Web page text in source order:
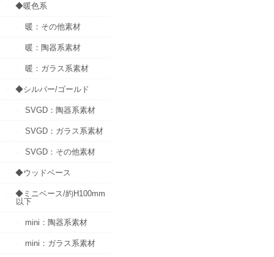
◆暖色系
暖：その他素材
暖：陶器系素材
暖：ガラス系素材
◆シルバー/ゴールド
SVGD：陶器系素材
SVGD：ガラス系素材
SVGD：その他素材
◆ウッドベース
◆ミニベース/約H100mm
以下
mini：陶器系素材
mini：ガラス系素材